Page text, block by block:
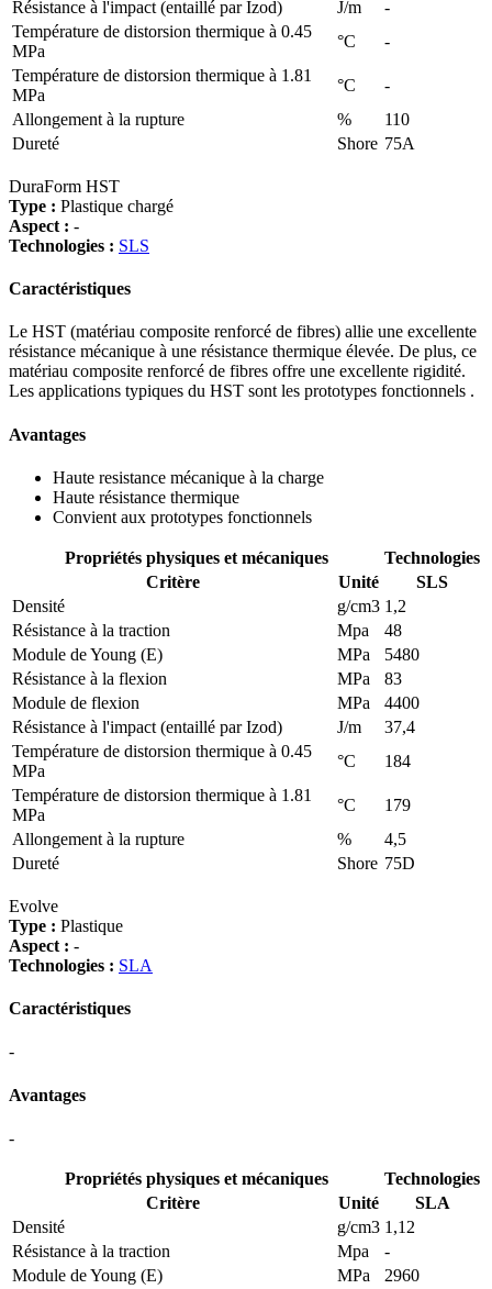
Résistance à l'impact (entaillé par Izod)
J/m
-
Température de distorsion thermique à 0.45
MPa
°C
-
Température de distorsion thermique à 1.81
MPa
°C
-
Allongement à la rupture
%
110
Dureté
Shore 75A
DuraForm HST
Type : Plastique chargé
Aspect : -
Technologies : SLS
Caractéristiques
Le HST (matériau composite renforcé de fibres) allie une excellente
résistance mécanique à une résistance thermique élevée. De plus, ce
matériau composite renforcé de fibres offre une excellente rigidité.
Les applications typiques du HST sont les prototypes fonctionnels .
Avantages
Haute resistance mécanique à la charge
Haute résistance thermique
Convient aux prototypes fonctionnels
Propriétés physiques et mécaniques
Technologies
Critère
Unité
SLS
Densité
g/cm3 1,2
Résistance à la traction
Mpa
48
Module de Young (E)
MPa
5480
Résistance à la flexion
MPa
83
Module de flexion
MPa
4400
Résistance à l'impact (entaillé par Izod)
J/m
37,4
Température de distorsion thermique à 0.45
MPa
°C
184
Température de distorsion thermique à 1.81
MPa
°C
179
Allongement à la rupture
%
4,5
Dureté
Shore 75D
Evolve
Type : Plastique
Aspect : -
Technologies : SLA
Caractéristiques
-
Avantages
-
Propriétés physiques et mécaniques
Technologies
Critère
Unité
SLA
Densité
g/cm3 1,12
Résistance à la traction
Mpa
-
Module de Young (E)
MPa 2960